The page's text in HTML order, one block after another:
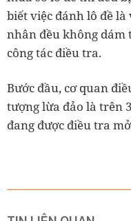
biết việc đánh lô đề
nhân đều không dám
công tác điều tra.
Bước đầu, cơ quan
tượng lừa đảo là trên
đang được điều tra